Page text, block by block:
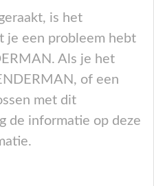
is het
je een probleem hebt
Als je het
of een
met dit
de informatie op deze